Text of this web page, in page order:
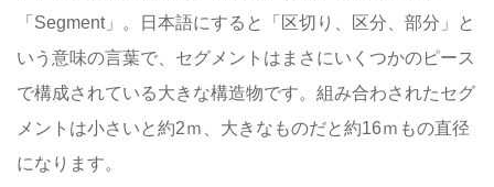
「Segment」。日本語にすると「区切り、区分、部分」と
いう意味の言葉で、セグメントはまさにいくつかのピース
で構成されている大きな構造物です。組み合わされたセグ
メントは小さいと約2ｍ、大きなものだと約16ｍもの直径
になります。